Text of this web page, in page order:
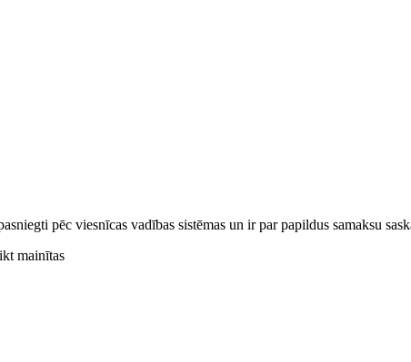
pēc viesnīcas vadības sistēmas un ir par papildus samaksu
mainītas